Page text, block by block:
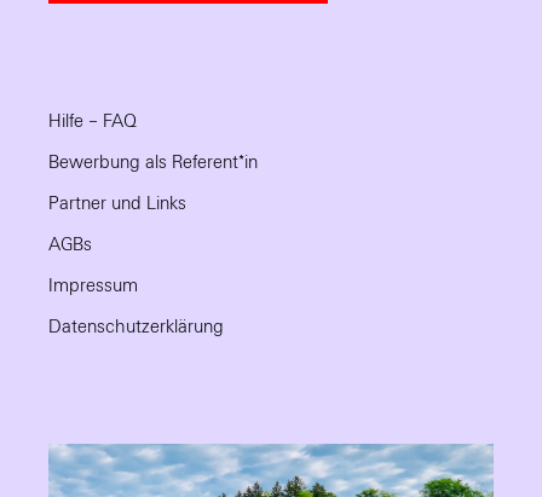
Hilfe – FAQ
Bewerbung als Referent*in
Partner und Links
AGBs
Impressum
Datenschutzerklärung